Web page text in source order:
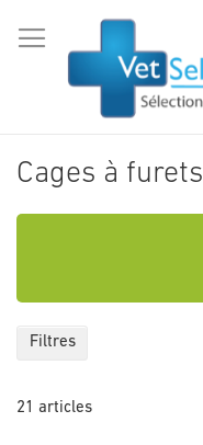
au
contenu
Cages à furets
21 articles
Filtres